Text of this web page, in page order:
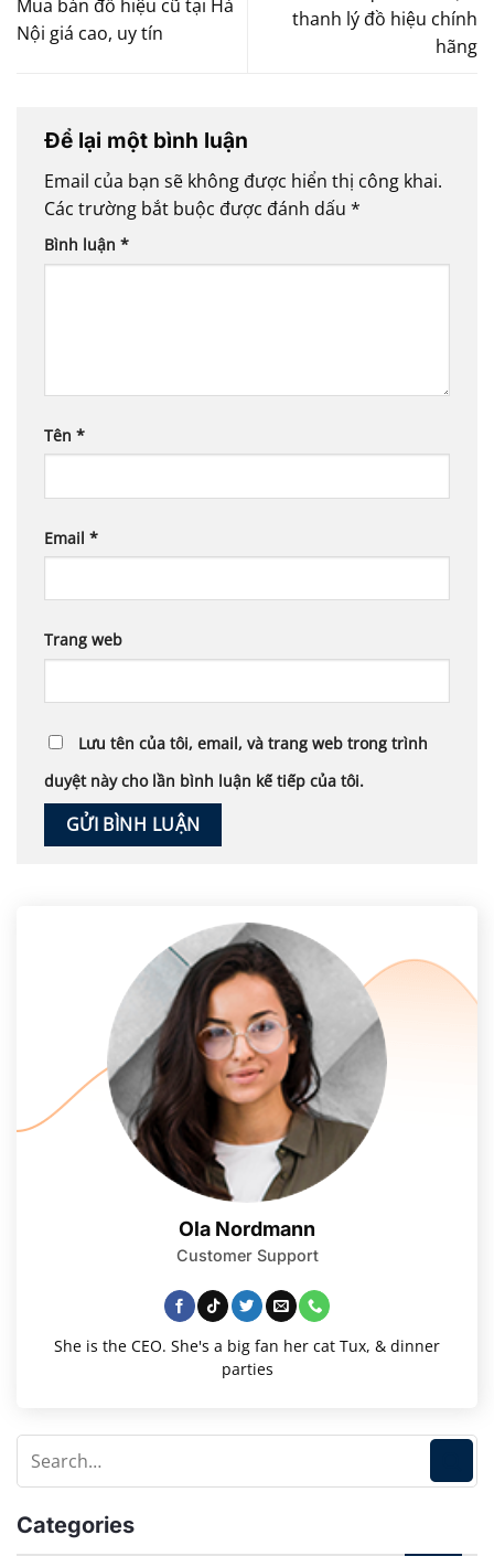
Mua bán đồ hiệu cũ tại Hà
Nội giá cao, uy tín
thanh lý đồ hiệu chính
hãng
Để lại một bình luận
Email của bạn sẽ không được hiển thị công khai.
Các trường bắt buộc được đánh dấu *
Bình luận *
Tên *
Email *
Trang web
Lưu tên của tôi, email, và trang web trong trình
duyệt này cho lần bình luận kế tiếp của tôi.
Ola Nordmann
Customer Support
She is the CEO. She's a big fan her cat Tux, & dinner
parties
Categories